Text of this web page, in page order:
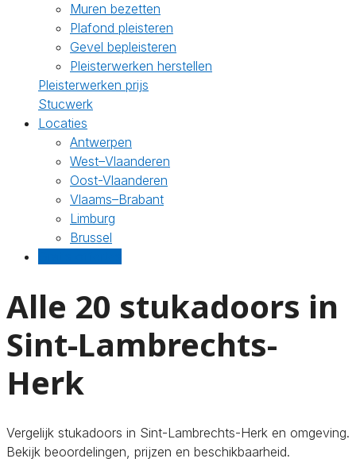
Muren bezetten
Plafond pleisteren
Gevel bepleisteren
Pleisterwerken herstellen
Pleisterwerken prijs
Stucwerk
Locaties
Antwerpen
West–Vlaanderen
Oost-Vlaanderen
Vlaams–Brabant
Limburg
Brussel
Alle 20 stukadoors in
Sint-Lambrechts-
Herk
Vergelijk stukadoors in Sint-Lambrechts-Herk en omgeving.
Bekijk beoordelingen, prijzen en beschikbaarheid.